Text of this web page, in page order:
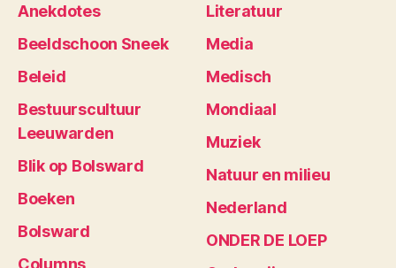
Anekdotes
Beeldschoon Sneek
Beleid
Bestuurscultuur
Leeuwarden
Blik op Bolsward
Boeken
Bolsward
Columns
Literatuur
Media
Medisch
Mondiaal
Muziek
Natuur en milieu
Nederland
ONDER DE LOEP